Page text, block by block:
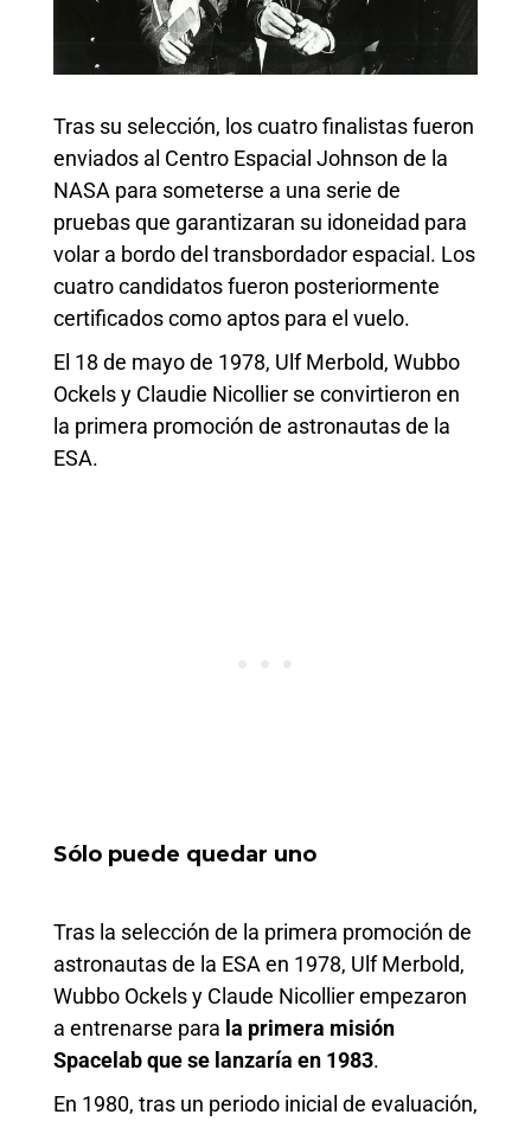
Tras su selección, los cuatro finalistas fueron
enviados al Centro Espacial Johnson de la
NASA para someterse a una serie de
pruebas que garantizaran su idoneidad para
volar a bordo del transbordador espacial. Los
cuatro candidatos fueron posteriormente
certificados como aptos para el vuelo.
El 18 de mayo de 1978, Ulf Merbold, Wubbo
Ockels y Claudie Nicollier se convirtieron en
la primera promoción de astronautas de la
ESA.
Sólo puede quedar uno
Tras la selección de la primera promoción de
astronautas de la ESA en 1978, Ulf Merbold,
Wubbo Ockels y Claude Nicollier empezaron
a entrenarse para la primera misión
Spacelab que se lanzaría en 1983.
En 1980, tras un periodo inicial de evaluación,